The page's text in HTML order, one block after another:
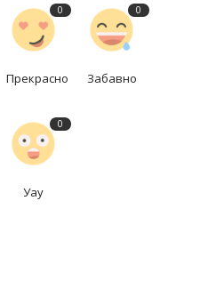
0
Прекрасно
0
Забавно
0
Уау